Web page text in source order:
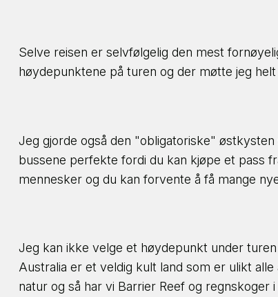
Selve reisen er selvfølgelig den mest
høydepunktene på turen og der møtte jeg
Jeg gjorde også den "obligatoriske"
bussene perfekte fordi du kan kjøpe et pass
mennesker og du kan forvente å få mange
Jeg kan ikke velge et høydepunkt under
Australia er et veldig kult land som er ulikt
natur og så har vi Barrier Reef og regnskoger